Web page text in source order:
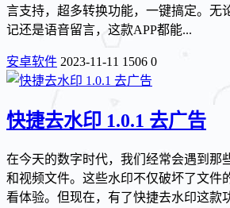
言支持，超多转换功能，一键搞定。无
记还是语音留言，这款APP都能...
安卓软件 2023-11-11 1506 0
快捷去水印 1.0.1 去广告
在今天的数字时代，我们经常会遇到那
和视频文件。这些水印不仅破坏了文件
看体验。但现在，有了快捷去水印这款